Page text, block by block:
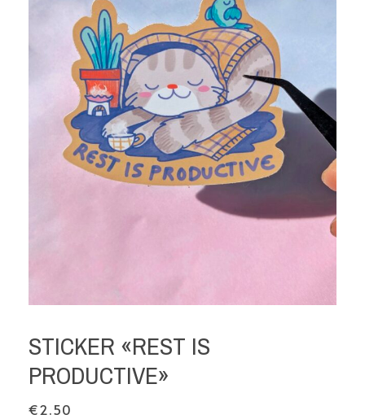
STICKER «REST IS
PRODUCTIVE»
€2.50